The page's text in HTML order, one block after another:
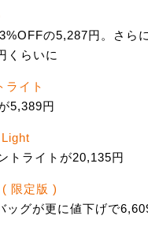
の5,287円。さら
くらいに
ライト
5,389円
トライトが20,135円
限定版 )
グが更に値下げで